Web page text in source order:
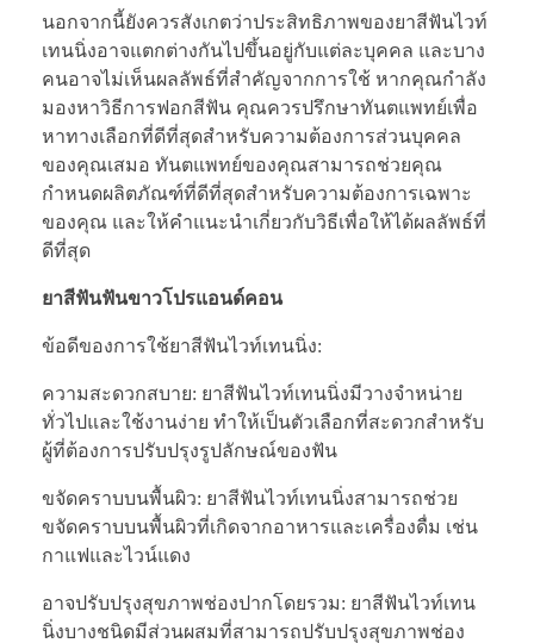
นอกจากนี้ยังควรสังเกตว่าประสิทธิภาพของยาสีฟันไวท์
เทนนิ่งอาจแตกต่างกันไปขึ้นอยู่กับแต่ละบุคคล และบาง
คนอาจไม่เห็นผลลัพธ์ที่สำคัญจากการใช้ หากคุณกำลัง
มองหาวิธีการฟอกสีฟัน คุณควรปรึกษาทันตแพทย์เพื่อ
หาทางเลือกที่ดีที่สุดสำหรับความต้องการส่วนบุคคล
ของคุณเสมอ ทันตแพทย์ของคุณสามารถช่วยคุณ
กำหนดผลิตภัณฑ์ที่ดีที่สุดสำหรับความต้องการเฉพาะ
ของคุณ และให้คำแนะนำเกี่ยวกับวิธีเพื่อให้ได้ผลลัพธ์ที่
ดีที่สุด
ยาสีฟันฟันขาวโปรแอนด์คอน
ข้อดีของการใช้ยาสีฟันไวท์เทนนิ่ง:
ความสะดวกสบาย: ยาสีฟันไวท์เทนนิ่งมีวางจำหน่าย
ทั่วไปและใช้งานง่าย ทำให้เป็นตัวเลือกที่สะดวกสำหรับ
ผู้ที่ต้องการปรับปรุงรูปลักษณ์ของฟัน
ขจัดคราบบนพื้นผิว: ยาสีฟันไวท์เทนนิ่งสามารถช่วย
ขจัดคราบบนพื้นผิวที่เกิดจากอาหารและเครื่องดื่ม เช่น
กาแฟและไวน์แดง
อาจปรับปรุงสุขภาพช่องปากโดยรวม: ยาสีฟันไวท์เทน
นิ่งบางชนิดมีส่วนผสมที่สามารถปรับปรุงสุขภาพช่อง